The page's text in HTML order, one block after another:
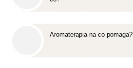
Aromaterapia na co pomaga?